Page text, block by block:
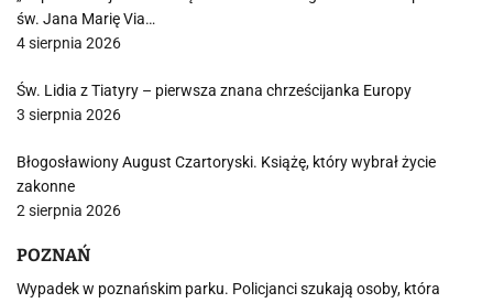
św. Jana Marię Via…
4 sierpnia 2026
Św. Lidia z Tiatyry – pierwsza znana chrześcijanka Europy
3 sierpnia 2026
Błogosławiony August Czartoryski. Książę, który wybrał życie
zakonne
2 sierpnia 2026
POZNAŃ
Wypadek w poznańskim parku. Policjanci szukają osoby, która